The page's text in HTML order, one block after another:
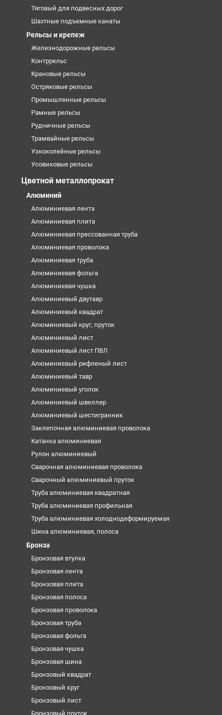
Тяговый для подвесных дорог
Шахтные подъемные канаты
Рельсы и крепеж
Железнодорожные рельсы
Контррельс
Крановые рельсы
Остряковые рельсы
Промышленные рельсы
Рамные рельсы
Рудничные рельсы
Трамвайные рельсы
Узкоколейные рельсы
Усовиковые рельсы
Цветной металлопрокат
Алюминий
Алюминиевая лента
Алюминиевая плита
Алюминиевая прессованная труба
Алюминиевая проволока
Алюминиевая труба
Алюминиевая фольга
Алюминиевая чушка
Алюминиевый двутавр
Алюминиевый квадрат
Алюминиевый круг, пруток
Алюминиевый лист
Алюминиевый лист ПВЛ
Алюминиевый рифленый лист
Алюминиевый тавр
Алюминиевый уголок
Алюминиевый швеллер
Алюминиевый шестигранник
Заклепочная алюминиевая проволока
Катанка алюминиевая
Рулон алюминиевый
Сварочная алюминиевая проволока
Сварочный алюминиевый пруток
Труба алюминиевая квадратная
Труба алюминиевая профильная
Труба алюминиевая холоднодеформируемая
Шина алюминиевая, полоса
Бронза
Бронзовая втулка
Бронзовая лента
Бронзовая плита
Бронзовая полоса
Бронзовая проволока
Бронзовая труба
Бронзовая фольга
Бронзовая чушка
Бронзовая шина
Бронзовый квадрат
Бронзовый круг
Бронзовый лист
Бронзовый пруток